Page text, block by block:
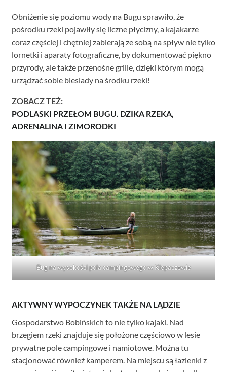
Obniżenie się poziomu wody na Bugu sprawiło, że
pośrodku rzeki pojawiły się liczne płycizny, a kajakarze
coraz częściej i chętniej zabierają ze sobą na spływ nie tylko
lornetki i aparaty fotograficzne, by dokumentować piękno
przyrody, ale także przenośne grille, dzięki którym mogą
urządzać sobie biesiady na środku rzeki!
ZOBACZ TEŻ:
PODLASKI PRZEŁOM BUGU. DZIKA RZEKA,
ADRENALINA I ZIMORODKI
Bug na wysokości pola campingowego w Klepaczewie
AKTYWNY WYPOCZYNEK TAKŻE NA LĄDZIE
Gospodarstwo Bobińskich to nie tylko kajaki. Nad
brzegiem rzeki znajduje się położone częściowo w lesie
prywatne pole campingowe i namiotowe. Można tu
stacjonować również kamperem. Na miejscu są łazienki z